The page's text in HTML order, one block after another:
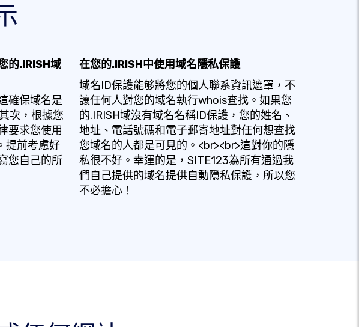
的.IRISH域
確保域名是
次，根據您
要求您使用
提前考慮好
您自己的所
在您的.IRISH中使用域名隱私保護
域名ID保護能够將您的個人聯系資訊遮罩，不
讓任何人對您的域名執行whois查找。如果您
的.IRISH域沒有域名名稱ID保護，您的姓名、
地址、電話號碼和電子郵寄地址對任何想查找
您域名的人都是可見的。<br><br>這對你的隱
私很不好。幸運的是，SITE123為所有通過我
們自己提供的域名提供自動隱私保護，所以您
不必擔心！